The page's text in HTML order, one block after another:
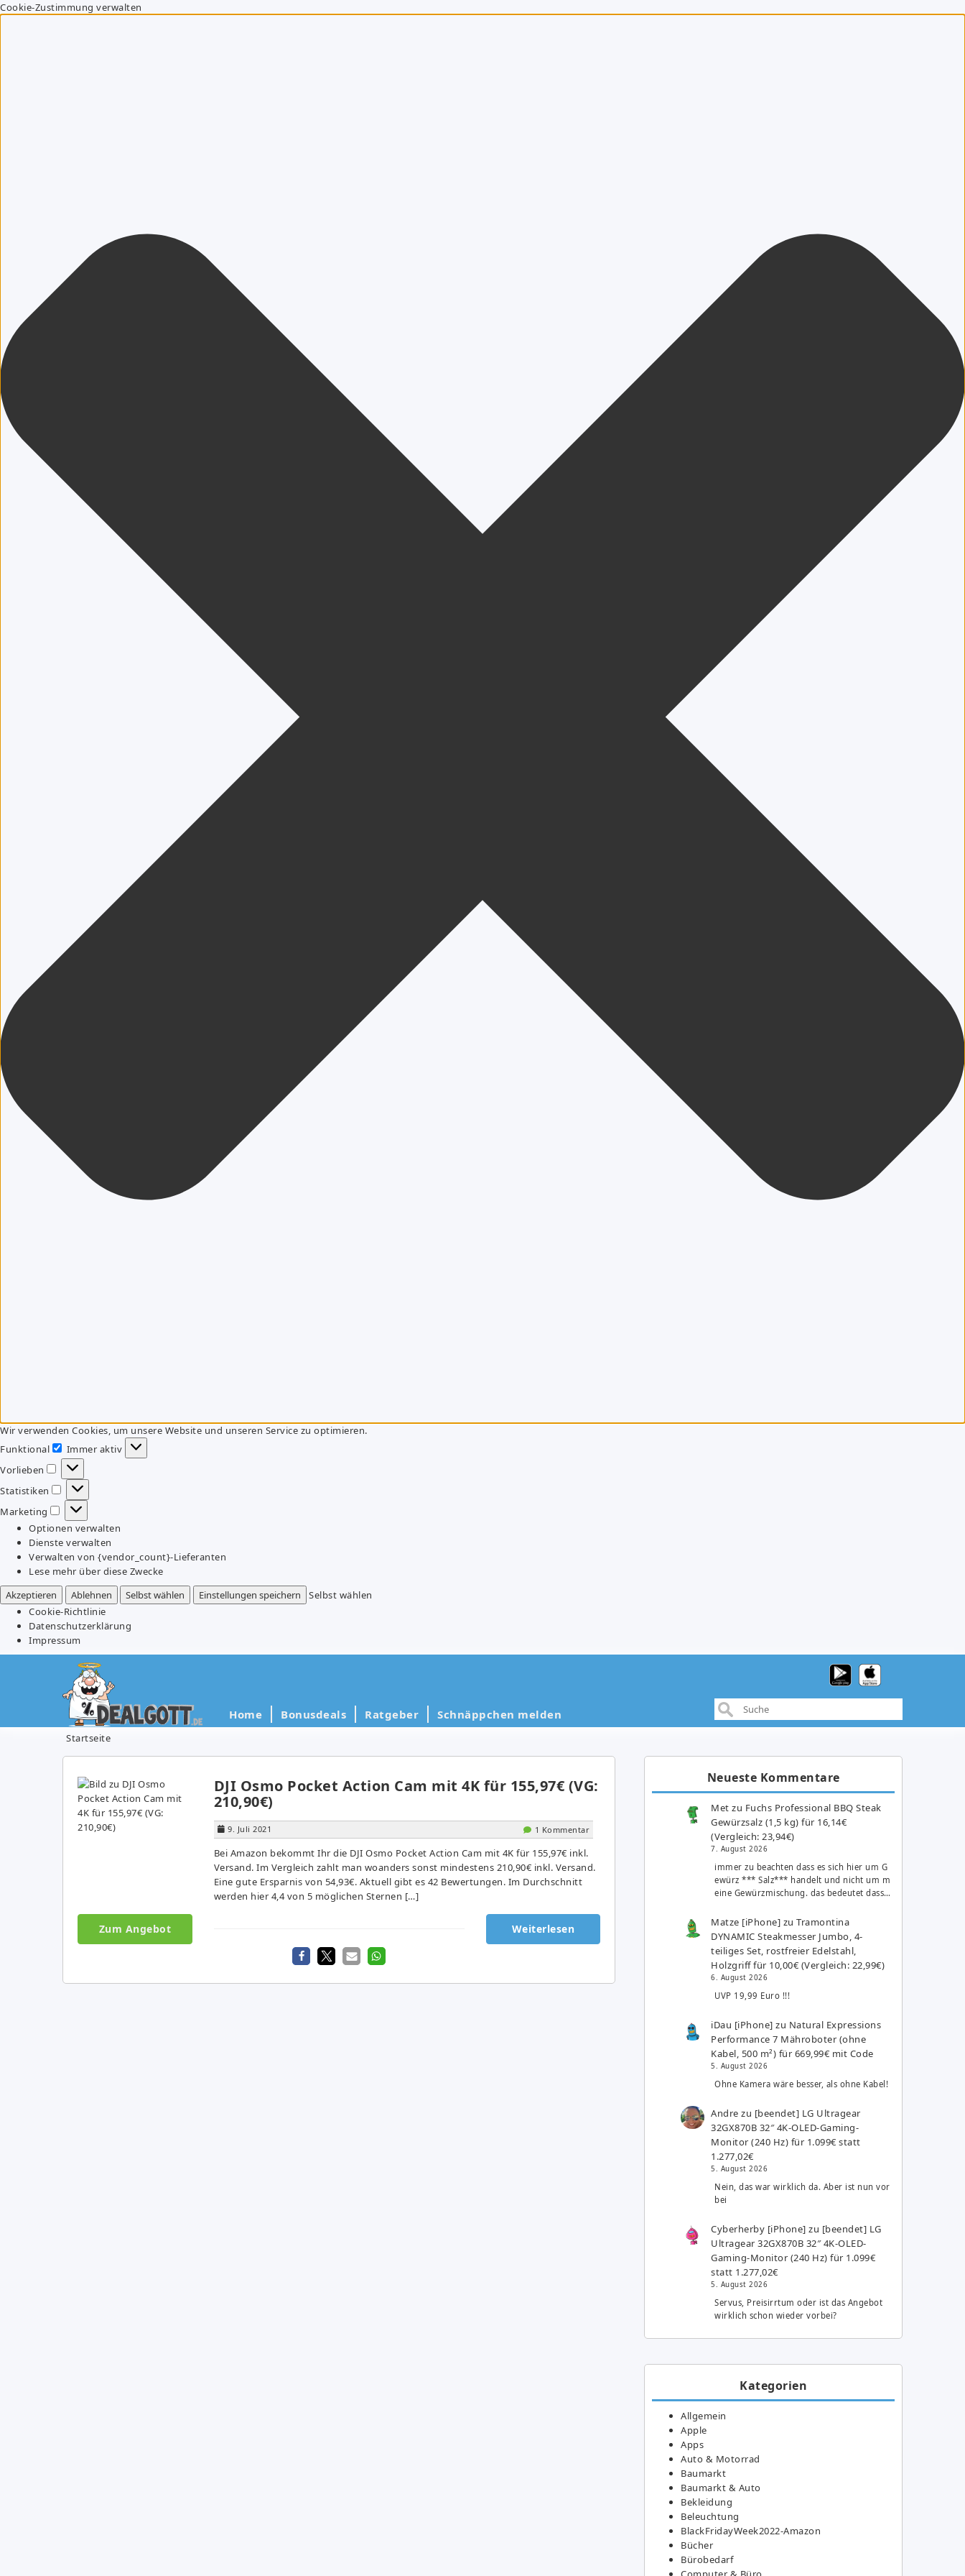
Cookie-Zustimmung verwalten
Wir verwenden Cookies, um unsere Website und unseren Service zu optimieren.
Funktional
Funktional
Immer aktiv
Vorlieben
Vorlieben
Statistiken
Statistiken
Marketing
Marketing
Optionen verwalten
Dienste verwalten
Verwalten von {vendor_count}-Lieferanten
Lese mehr über diese Zwecke
Akzeptieren
Ablehnen Selbst wählen Einstellungen speichern
Selbst wählen
Cookie-Richtlinie
Datenschutzerklärung
Impressum
Home Bonusdeals Ratgeber Schnäppchen melden
Startseite
DJI Osmo Pocket Action Cam mit 4K für 155,97€ (VG:
210,90€)
9. Juli 2021 1 Kommentar
Bei Amazon bekommt Ihr die DJI Osmo Pocket Action Cam mit 4K für 155,97€ inkl.
Versand. Im Vergleich zahlt man woanders sonst mindestens 210,90€ inkl. Versand.
Eine gute Ersparnis von 54,93€. Aktuell gibt es 42 Bewertungen. Im Durchschnitt
werden hier 4,4 von 5 möglichen Sternen […]
Zum Angebot Weiterlesen
Neueste Kommentare
Met zu Fuchs Professional BBQ Steak
Gewürzsalz (1,5 kg) für 16,14€
(Vergleich: 23,94€)
7. August 2026
immer zu beachten dass es sich hier um G
ewürz *** Salz*** handelt und nicht um m
eine Gewürzmischung. das bedeutet dass…
Matze [iPhone] zuTramontina
DYNAMIC Steakmesser Jumbo, 4-
teiliges Set, rostfreier Edelstahl,
Holzgriff für 10,00€ (Vergleich: 22,99€)
6. August 2026
UVP 19,99 Euro !!!
iDau [iPhone] zu Natural Expressions
Performance 7 Mähroboter (ohne
Kabel, 500 m²) für 669,99€ mit Code
5. August 2026
Ohne Kamera wäre besser, als ohne Kabel!
Andre zu [beendet] LG Ultragear
32GX870B 32″ 4K-OLED-Gaming-
Monitor (240 Hz) für 1.099€ statt
1.277,02€
5. August 2026
Nein, das war wirklich da. Aber ist nun vor
bei
Cyberherby [iPhone] zu [beendet] LG
Ultragear 32GX870B 32″ 4K-OLED-
Gaming-Monitor (240 Hz) für 1.099€
statt 1.277,02€
5. August 2026
Servus, Preisirrtum oder ist das Angebot
wirklich schon wieder vorbei?
Kategorien
Allgemein
Apple
Apps
Auto & Motorrad
Baumarkt
Baumarkt & Auto
Bekleidung
Beleuchtung
BlackFridayWeek2022-Amazon
Bücher
Bürobedarf